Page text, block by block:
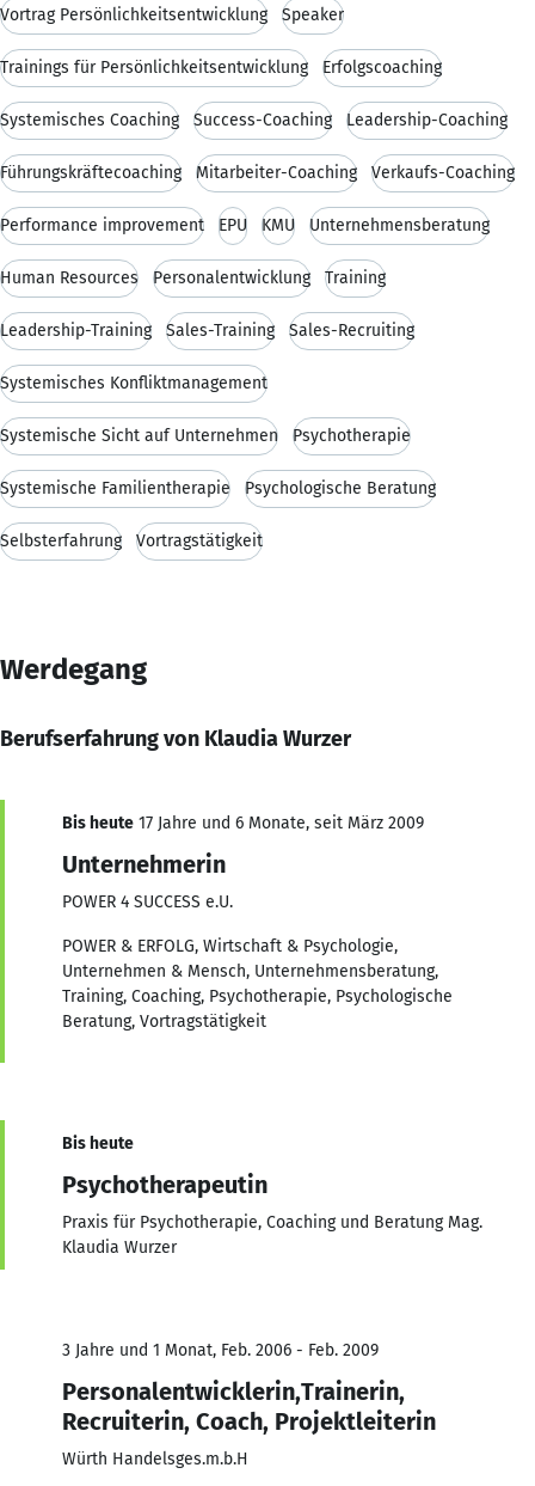
Vortrag Persönlichkeitsentwicklung Speaker
Trainings für Persönlichkeitsentwicklung Erfolgscoaching
Systemisches Coaching Success-Coaching Leadership-Coaching
Führungskräftecoaching Mitarbeiter-Coaching Verkaufs-Coaching
Performance improvement EPU KMU Unternehmensberatung
Human Resources Personalentwicklung Training
Leadership-Training Sales-Training Sales-Recruiting
Systemisches Konfliktmanagement
Systemische Sicht auf Unternehmen Psychotherapie
Systemische Familientherapie Psychologische Beratung
Selbsterfahrung Vortragstätigkeit
Werdegang
Berufserfahrung von Klaudia Wurzer
Bis heute 17 Jahre und 6 Monate, seit März 2009
Unternehmerin
POWER 4 SUCCESS e.U.
POWER & ERFOLG, Wirtschaft & Psychologie,
Unternehmen & Mensch, Unternehmensberatung,
Training, Coaching, Psychotherapie, Psychologische
Beratung, Vortragstätigkeit
Bis heute
Psychotherapeutin
Praxis für Psychotherapie, Coaching und Beratung Mag.
Klaudia Wurzer
3 Jahre und 1 Monat, Feb. 2006 - Feb. 2009
Personalentwicklerin,Trainerin,
Recruiterin, Coach, Projektleiterin
Würth Handelsges.m.b.H